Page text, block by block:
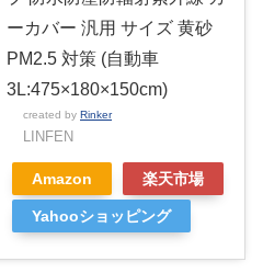
ーカバー 汎用 サイズ 黄砂
PM2.5 対策 (自動車
3L:475×180×150cm)
created by Rinker
LINFEN
Amazon 楽天市場
Yahooショッピング